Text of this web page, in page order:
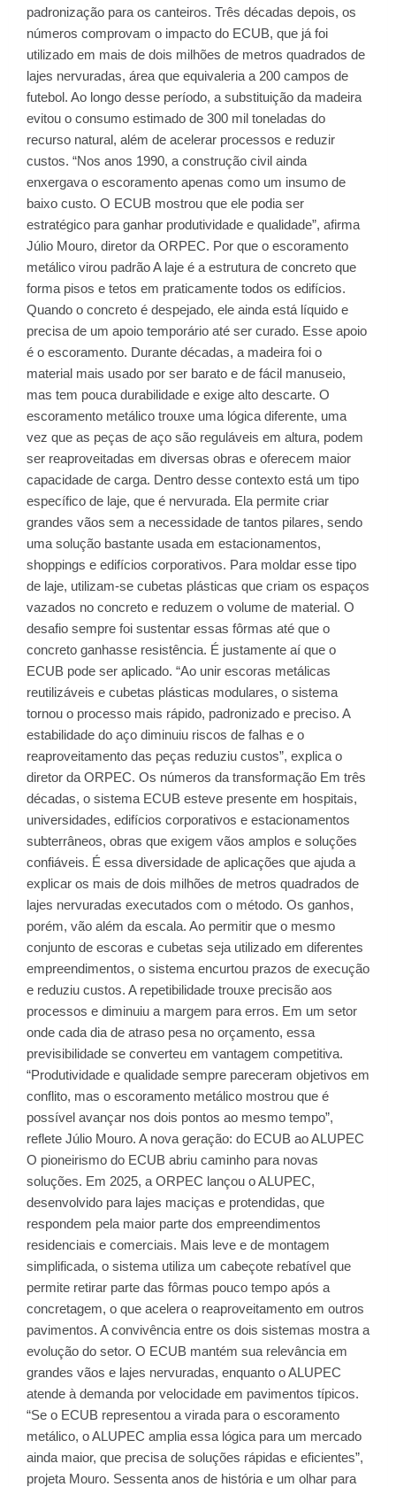
padronização para os canteiros. Três décadas depois, os
números comprovam o impacto do ECUB, que já foi
utilizado em mais de dois milhões de metros quadrados de
lajes nervuradas, área que equivaleria a 200 campos de
futebol. Ao longo desse período, a substituição da madeira
evitou o consumo estimado de 300 mil toneladas do
recurso natural, além de acelerar processos e reduzir
custos. “Nos anos 1990, a construção civil ainda
enxergava o escoramento apenas como um insumo de
baixo custo. O ECUB mostrou que ele podia ser
estratégico para ganhar produtividade e qualidade”, afirma
Júlio Mouro, diretor da ORPEC. Por que o escoramento
metálico virou padrão A laje é a estrutura de concreto que
forma pisos e tetos em praticamente todos os edifícios.
Quando o concreto é despejado, ele ainda está líquido e
precisa de um apoio temporário até ser curado. Esse apoio
é o escoramento. Durante décadas, a madeira foi o
material mais usado por ser barato e de fácil manuseio,
mas tem pouca durabilidade e exige alto descarte. O
escoramento metálico trouxe uma lógica diferente, uma
vez que as peças de aço são reguláveis em altura, podem
ser reaproveitadas em diversas obras e oferecem maior
capacidade de carga. Dentro desse contexto está um tipo
específico de laje, que é nervurada. Ela permite criar
grandes vãos sem a necessidade de tantos pilares, sendo
uma solução bastante usada em estacionamentos,
shoppings e edifícios corporativos. Para moldar esse tipo
de laje, utilizam-se cubetas plásticas que criam os espaços
vazados no concreto e reduzem o volume de material. O
desafio sempre foi sustentar essas fôrmas até que o
concreto ganhasse resistência. É justamente aí que o
ECUB pode ser aplicado. “Ao unir escoras metálicas
reutilizáveis e cubetas plásticas modulares, o sistema
tornou o processo mais rápido, padronizado e preciso. A
estabilidade do aço diminuiu riscos de falhas e o
reaproveitamento das peças reduziu custos”, explica o
diretor da ORPEC. Os números da transformação Em três
décadas, o sistema ECUB esteve presente em hospitais,
universidades, edifícios corporativos e estacionamentos
subterrâneos, obras que exigem vãos amplos e soluções
confiáveis. É essa diversidade de aplicações que ajuda a
explicar os mais de dois milhões de metros quadrados de
lajes nervuradas executados com o método. Os ganhos,
porém, vão além da escala. Ao permitir que o mesmo
conjunto de escoras e cubetas seja utilizado em diferentes
empreendimentos, o sistema encurtou prazos de execução
e reduziu custos. A repetibilidade trouxe precisão aos
processos e diminuiu a margem para erros. Em um setor
onde cada dia de atraso pesa no orçamento, essa
previsibilidade se converteu em vantagem competitiva.
“Produtividade e qualidade sempre pareceram objetivos em
conflito, mas o escoramento metálico mostrou que é
possível avançar nos dois pontos ao mesmo tempo”,
reflete Júlio Mouro. A nova geração: do ECUB ao ALUPEC
O pioneirismo do ECUB abriu caminho para novas
soluções. Em 2025, a ORPEC lançou o ALUPEC,
desenvolvido para lajes maciças e protendidas, que
respondem pela maior parte dos empreendimentos
residenciais e comerciais. Mais leve e de montagem
simplificada, o sistema utiliza um cabeçote rebatível que
permite retirar parte das fôrmas pouco tempo após a
concretagem, o que acelera o reaproveitamento em outros
pavimentos. A convivência entre os dois sistemas mostra a
evolução do setor. O ECUB mantém sua relevância em
grandes vãos e lajes nervuradas, enquanto o ALUPEC
atende à demanda por velocidade em pavimentos típicos.
“Se o ECUB representou a virada para o escoramento
metálico, o ALUPEC amplia essa lógica para um mercado
ainda maior, que precisa de soluções rápidas e eficientes”,
projeta Mouro. Sessenta anos de história e um olhar para